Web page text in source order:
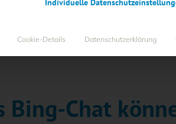
Bing-Chat
Cookie-Details Datenschutzerklärung